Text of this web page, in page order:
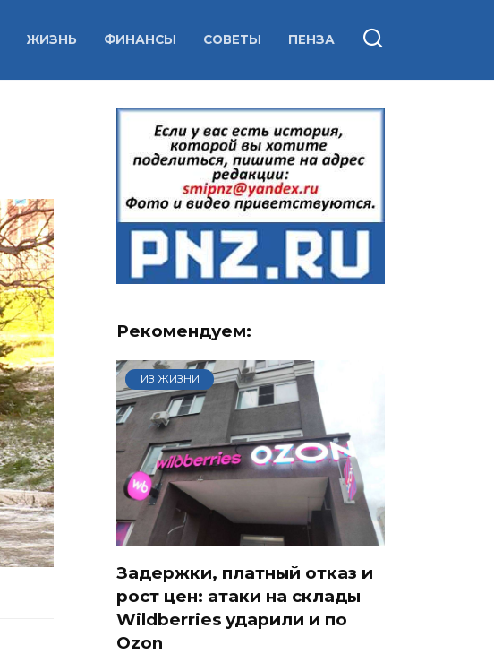
ЖИЗНЬ ФИНАНСЫ СОВЕТЫ ПЕНЗА
Рекомендуем:
ИЗ ЖИЗНИ
Задержки, платный отказ и
рост цен: атаки на склады
Wildberries ударили и по
Ozon